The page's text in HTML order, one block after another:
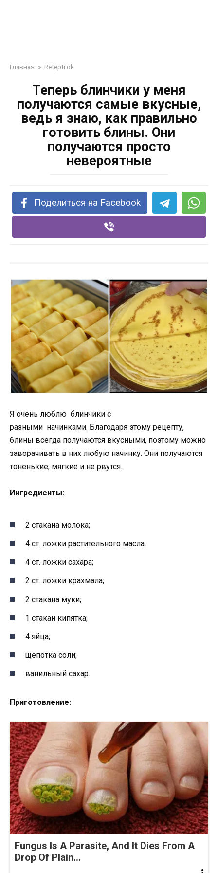
Главная » Retepti ok
Теперь блинчики у меня
получаются самые вкусные,
ведь я знаю, как правильно
готовить блины. Они
получаются просто
невероятные
Поделиться на Facebook
Я очень люблю блинчики с
разными начинками. Благодаря этому рецепту,
блины всегда получаются вкусными, поэтому можно
заворачивать в них любую начинку. Они получаются
тоненькие, мягкие и не рвутся.
Ингредиенты:
2 стакана молока;
4 ст. ложки растительного масла;
4 ст. ложки сахара;
2 ст. ложки крахмала;
2 стакана муки;
1 стакан кипятка;
4 яйца;
щепотка соли;
ванильный сахар.
Приготовление:
Fungus Is A Parasite, And It Dies From A
Drop Of Plain...